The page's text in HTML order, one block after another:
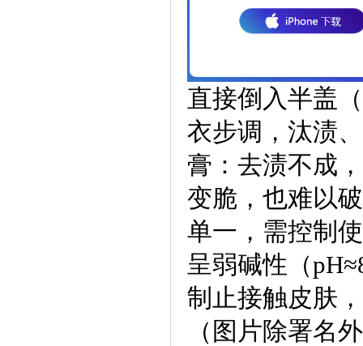
直接倒入半盖
衣步调，汰渍
膏：去渍不成
变脆，也难以
单一，需控制
呈弱碱性（
制止接触皮肤
（图片除署名